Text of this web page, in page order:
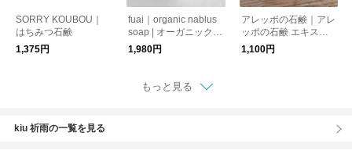
SORRY KOUBOU｜
はちみつ石鹸
1,375円
fuai｜organic nablus
soap | オーガニックナ
ブルス石鹸
1,980円
アレッポの石鹸｜アレ
ッポの石鹸 エキスト
ラ40【スキンケア】
【無添加】【ギフトお
1,100円
もっと見る
kiu 祈雨の一覧を見る